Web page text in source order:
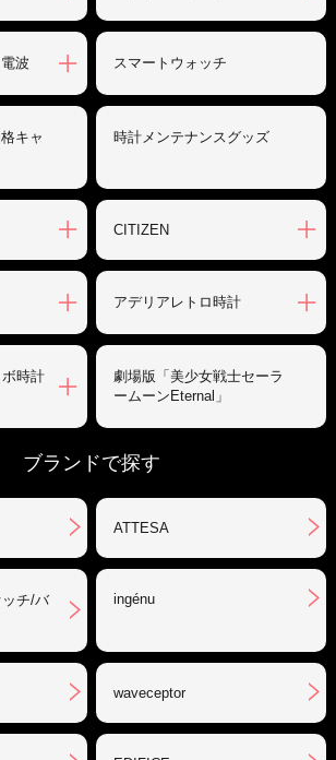
波 スマートウォッチ
キャ
時計メンテナンスグッズ
CITIZEN
アデリアレトロ時計
時計
劇場版「美少女戦士セーラ
ームーンEternal」
ブランドで探す
ATTESA
チ/バ
ingénu
waveceptor